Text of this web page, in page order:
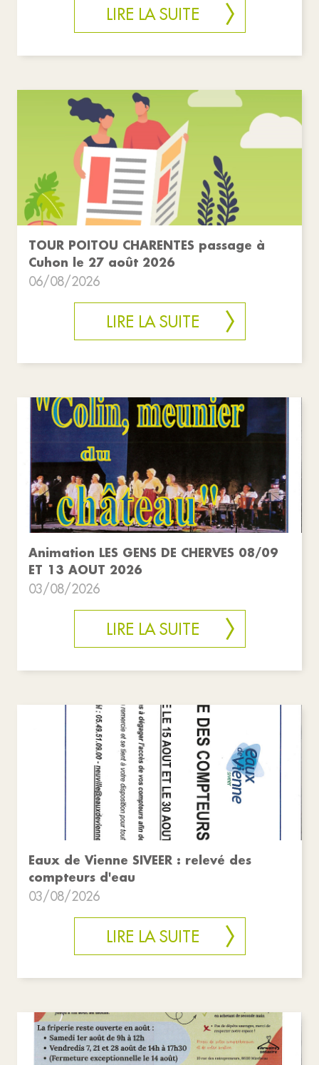
LIRE LA SUITE
TOUR POITOU CHARENTES passage à
Cuhon le 27 août 2026
06/08/2026
LIRE LA SUITE
Animation LES GENS DE CHERVES 08/09
ET 13 AOUT 2026
03/08/2026
LIRE LA SUITE
Eaux de Vienne SIVEER : relevé des
compteurs d'eau
03/08/2026
LIRE LA SUITE